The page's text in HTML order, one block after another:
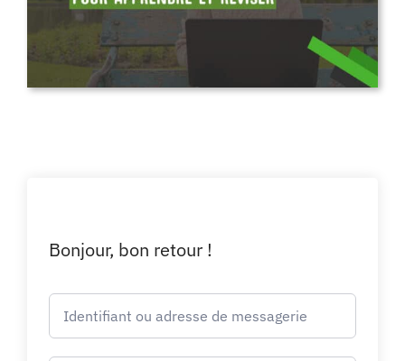
Bonjour, bon retour !